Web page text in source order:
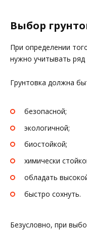
Выбор
При определении
нужно учитывать
Грунтовка должна
безопасной;
экологичной;
биостойкой;
химически
обладать
быстро сохнуть.
Безусловно, при